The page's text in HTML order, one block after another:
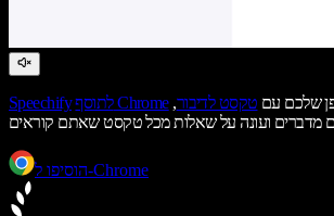
Speechify לתוסף Chrome שלכם עם טקסט לדיבור,
מדברים ועונה על שאלות מכל טקסט שאתם קוראים
הוסיפו ל-Chrome